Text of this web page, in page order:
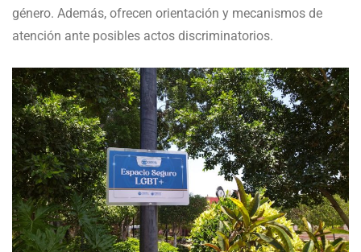
género. Además, ofrecen orientación y mecanismos de
atención ante posibles actos discriminatorios.